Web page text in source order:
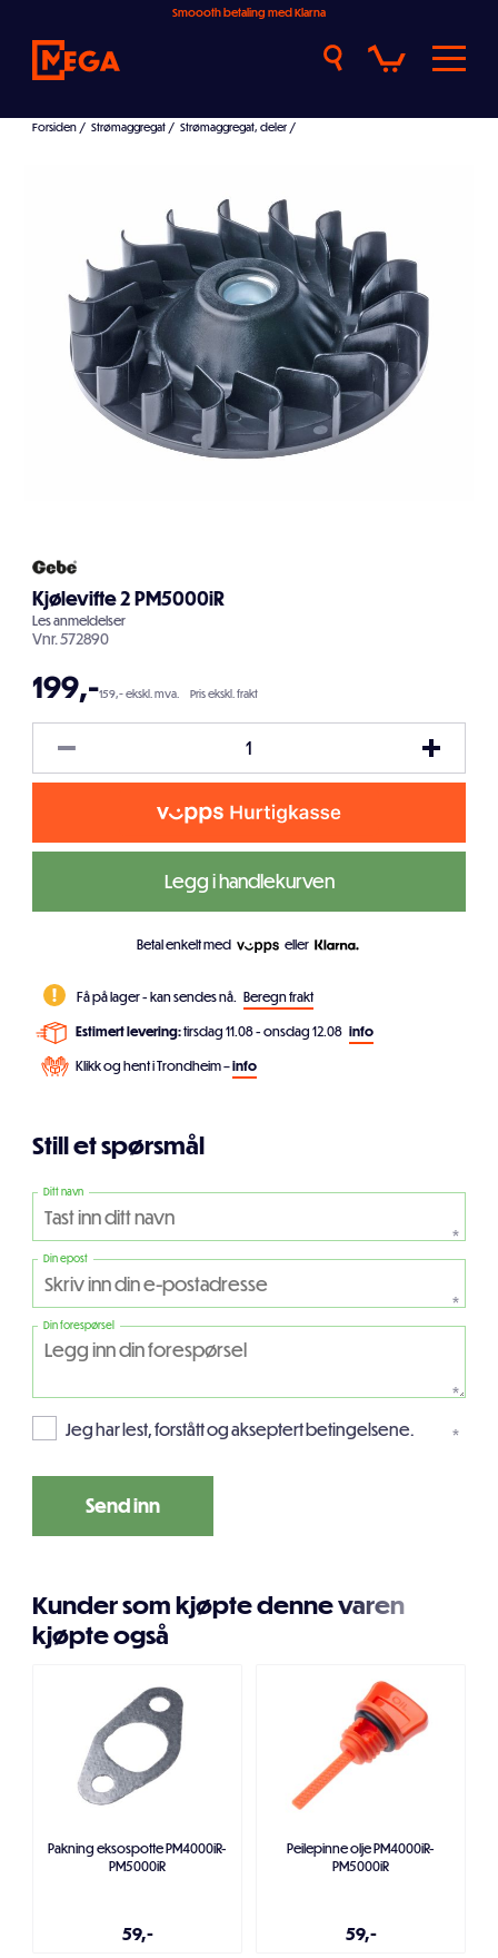
Smoooth betaling med Klarna
Forsiden / Strømaggregat / Strømaggregat, deler /
Kjølevifte 2 PM5000iR
Lesanmeldelser
Vnr.572890
199,-159,- ekskl. mva. Pris ekskl. frakt
Legg i handlekurven
Betal enkelt med eller
Få på lager - kan sendes nå. Beregn frakt
Estimert levering:tirsdag 11.08 - onsdag 12.08 info
Klikk og hent i Trondheim –info
Still et spørsmål
Ditt navn
*
Din epost
*
Din forespørsel
*
Jeg har lest, forstått og akseptert betingelsene. *
Kunder som kjøpte denne varen
kjøpte også
Pakning eksospotte PM4000iR-
PM5000iR
59,-
Peilepinne olje PM4000iR-
PM5000iR
59,-